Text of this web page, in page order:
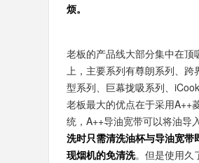
烦。
老板的产品线大部分集中在顶
上，主要系列有尊朗系列、跨
型系列、巨幕拢吸系列、iCook
老板最大的优点在于采用A++
统，A++导油宽带可以将油导
洗时只需清洗油杯与导油宽带
现烟机的免清洗。但是使用久